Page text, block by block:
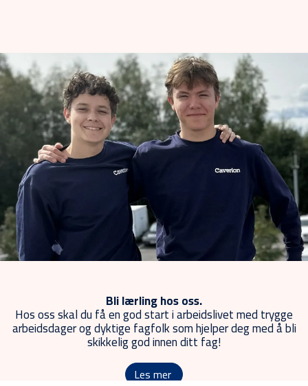
Bli lærling hos oss.
Hos oss skal du få en god start i arbeidslivet med trygge
arbeidsdager ogdyktige fagfolk som hjelper deg med å bli
skikkelig god innen ditt fag!
Les mer